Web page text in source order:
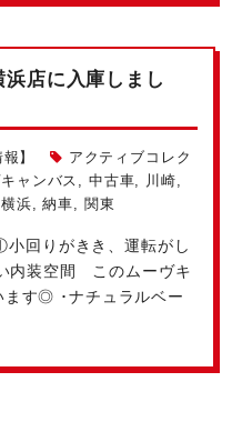
店に入庫しまし
】
アクティブコレク
ャンバス 中古車 川崎
横浜 ,納車 関東
回りがきき、運転がし
内装空間 このムーヴキ
す◎ ･ナチュラルベー